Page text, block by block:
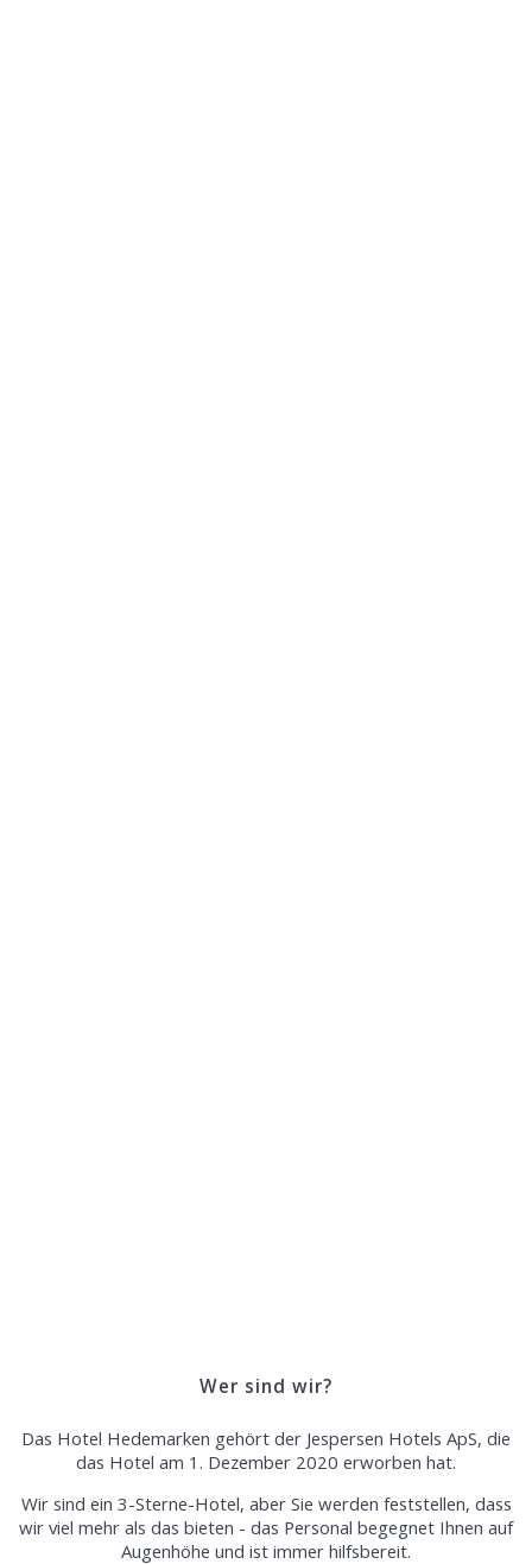
Wer sind wir?
Das Hotel Hedemarken gehört der Jespersen Hotels ApS, die
das Hotel am 1. Dezember 2020 erworben hat.
Wir sind ein 3-Sterne-Hotel, aber Sie werden feststellen, dass
wir viel mehr als das bieten - das Personal begegnet Ihnen auf
Augenhöhe und ist immer hilfsbereit.